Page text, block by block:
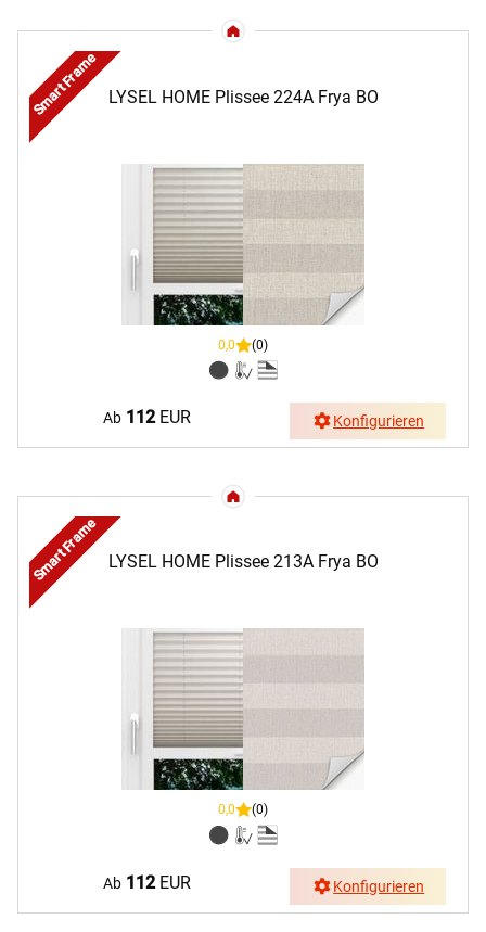
LYSEL HOME Plissee 224A Frya BO
Smart Frame
0,0 (0)
Ab 112EUR Konfigurieren
LYSEL HOME Plissee 213A Frya BO
Smart Frame
0,0 (0)
Ab 112EUR Konfigurieren